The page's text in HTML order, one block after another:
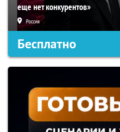
еще нет конкурентов»
Россия
Бесплатно